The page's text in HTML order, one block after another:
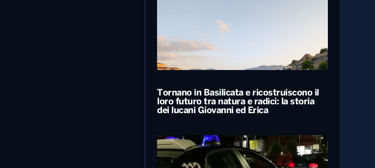
Tornano in Basilicata e ricostruiscono il
loro futuro tra natura e radici: la storia
dei lucani Giovanni ed Erica